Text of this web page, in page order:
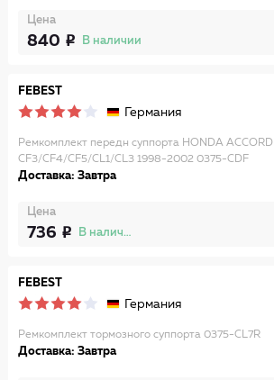
Цена
840 В наличии
FEBEST
Германия
Ремкомплект передн суппорта HONDA ACCORD
CF3/CF4/CF5/CL1/CL3 1998-2002 0375-CDF
Доставка: Завтра
Цена
736 В наличии
FEBEST
Германия
Ремкомплект тормозного суппорта 0375-CL7R
Доставка: Завтра